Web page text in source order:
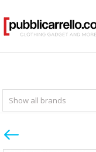
Show all brands